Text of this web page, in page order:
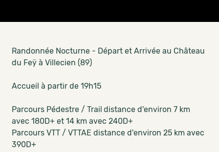
Randonnée Nocturne - Départ et Arrivée au Château
du Feÿ à Villecien (89)
Accueil à partir de 19h15
Parcours Pédestre / Trail distance d'environ 7 km
avec 180D+ et 14 km avec 240D+
Parcours VTT / VTTAE distance d'environ 25 km avec
390D+